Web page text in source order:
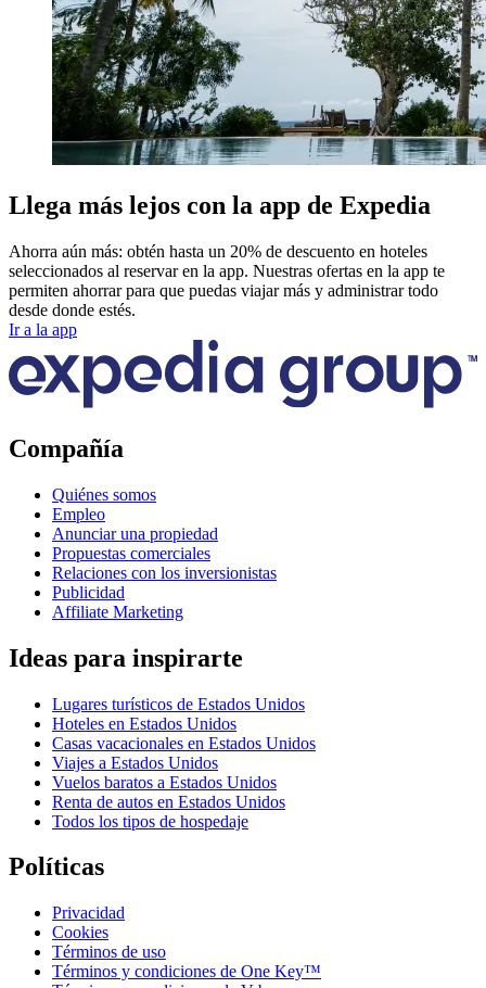
Llega más lejos con la app de Expedia
Ahorra aún más: obtén hasta un 20% de descuento en hoteles
seleccionados al reservar en la app. Nuestras ofertas en la app te
permiten ahorrar para que puedas viajar más y administrar todo
desde donde estés.
Ir a la app
Compañía
Quiénes somos
Empleo
Anunciar una propiedad
Propuestas comerciales
Relaciones con los inversionistas
Publicidad
Affiliate Marketing
Ideas para inspirarte
Lugares turísticos de Estados Unidos
Hoteles en Estados Unidos
Casas vacacionales en Estados Unidos
Viajes a Estados Unidos
Vuelos baratos a Estados Unidos
Renta de autos en Estados Unidos
Todos los tipos de hospedaje
Políticas
Privacidad
Cookies
Términos de uso
Términos y condiciones de One Key™